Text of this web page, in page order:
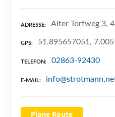
ADRESSE Alter Torfweg 3,
GPS 51.895657051,
TELEFON 02863-92430
E-MAIL
Plane Route